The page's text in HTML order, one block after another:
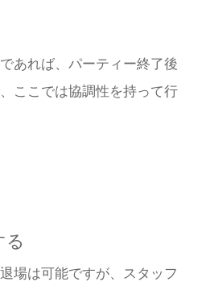
あれば、パーティー終了後
ここでは協調性を持って行
る
場は可能ですが、スタッフ